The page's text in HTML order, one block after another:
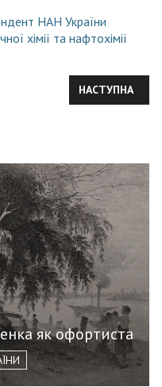
НАН України
хімії та нафтохімії
ЕЙНШТЕЙН НЕ ПРИЙНЯВ
НАСТУПНА
НАСТУПНА
як офортиста